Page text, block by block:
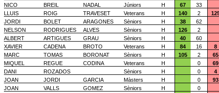
NICO
BREIL NADAL Júniors H 67
33
LLUIS
ROIG TRAVESET Veterans H 140 2
JORDI
BOLET ARAGONES Sèniors H 38
62
NELSON
RODRIGUES ALVES Sèniors H 126
2
ALBERT
ARTIGUES GRAU Sèniors H 40
60
XAVIER
CADENA BROTO Veterans H 84 16
8
MARC
TOMAS BORONAT Sèniors H 105 2
65
MIQUEL
REGUE CODINA Veterans H 0
69
DANI
ROZADOS Sèniors H 0
4
JOAN
JORDI GARCIA Màsters H 0
93
JOAN
VALLS GOMEZ Sèniors H
0